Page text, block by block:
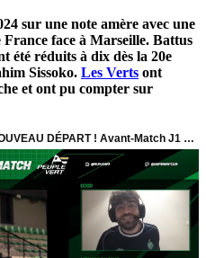
sur une note amère avec une
face à Marseille. Battus
été réduits à dix dès la 20e
Sissoko. Les Verts ont
et ont pu compter sur